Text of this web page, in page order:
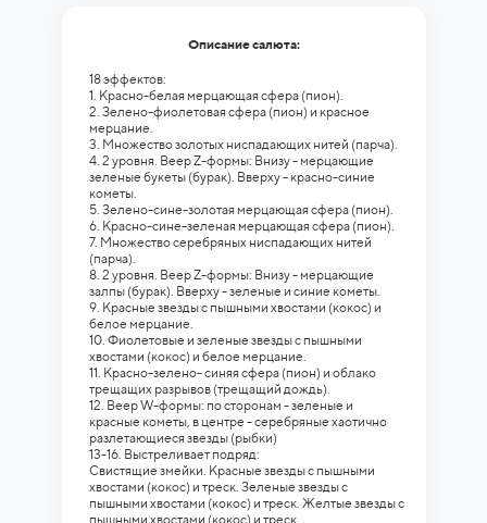
Описание салюта:
18 эффектов:
1. Красно-белая мерцающая сфера (пион).
2. Зелено-фиолетовая сфера (пион) и красное
мерцание.
3. Множество золотых ниспадающих нитей (парча).
4. 2 уровня. Веер Z-формы: Внизу - мерцающие
зеленые букеты (бурак). Вверху - красно-синие
кометы.
5. Зелено-сине-золотая мерцающая сфера (пион).
6. Красно-сине-зеленая мерцающая сфера (пион).
7. Множество серебряных ниспадающих нитей
(парча).
8. 2 уровня. Веер Z-формы: Внизу - мерцающие
залпы (бурак). Вверху - зеленые и синие кометы.
9. Красные звезды с пышными хвостами (кокос) и
белое мерцание.
10. Фиолетовые и зеленые звезды с пышными
хвостами (кокос) и белое мерцание.
11. Красно-зелено- синяя сфера (пион) и облако
трещащих разрывов (трещащий дождь).
12. Веер W-формы: по сторонам - зеленые и
красные кометы, в центре - серебряные хаотично
разлетающиеся звезды (рыбки)
13-16. Выстреливает подряд:
Свистящие змейки. Красные звезды с пышными
хвостами (кокос) и треск. Зеленые звезды с
пышными хвостами (кокос) и треск. Желтые звезды с
пышными хвостами (кокос) и треск.